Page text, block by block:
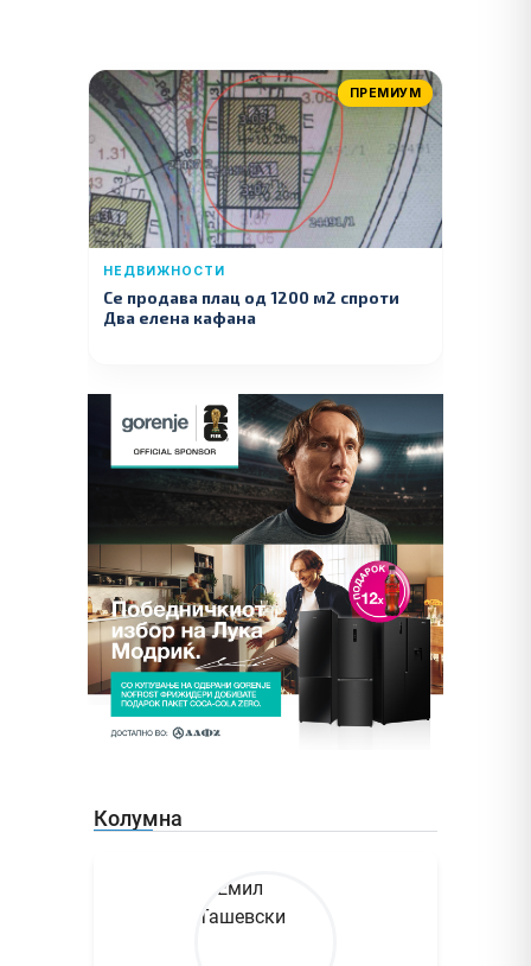
ПРЕМИУМ
НЕДВИЖНОСТИ
Се продава плац од 1200 м2 спроти
Два елена кафана
Колумна